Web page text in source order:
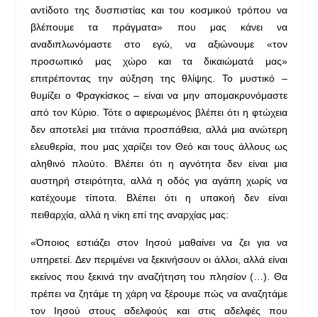
αντίδοτο της δυσπιστίας και του κοσμικού τρόπου να
βλέπουμε τα πράγματα» που μας κάνει να
αναδιπλωνόμαστε στο εγώ, να αξιώνουμε «τον
προσωπικό μας χώρο και τα δικαιώματά μας»
επιτρέποντας την αύξηση της θλίψης. Το μυστικό –
θυμίζει ο Φραγκίσκος – είναι να μην απομακρυνόμαστε
από τον Κύριο. Τότε ο αφιερωμένος βλέπει ότι η φτώχεια
δεν αποτελεί μια τιτάνια προσπάθεια, αλλά μια ανώτερη
ελευθερία, που μας χαρίζει τον Θεό και τους άλλους ως
αληθινό πλούτο. Βλέπει ότι η αγνότητα δεν είναι μια
αυστηρή στειρότητα, αλλά η οδός για αγάπη χωρίς να
κατέχουμε τίποτα. Βλέπει ότι η υπακοή δεν είναι
πειθαρχία, αλλά η νίκη επί της αναρχίας μας:
«Όποιος εστιάζει στον Ιησού μαθαίνει να ζει για να
υπηρετεί. Δεν περιμένει να ξεκινήσουν οι άλλοι, αλλά είναι
εκείνος που ξεκινά την αναζήτηση του πλησίον (…). Θα
πρέπει να ζητάμε τη χάρη να ξέρουμε πώς να αναζητάμε
τον Ιησού στους αδελφούς και στις αδελφές που